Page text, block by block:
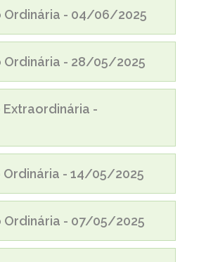
Ordinária - 04/06/2025
Ordinária - 28/05/2025
Extraordinária -
Ordinária - 14/05/2025
Ordinária - 07/05/2025